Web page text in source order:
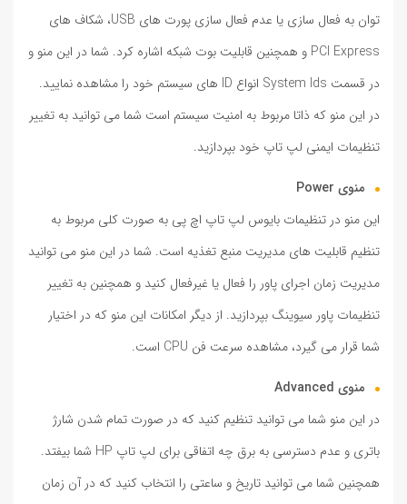
توان به فعال سازی یا عدم فعال سازی پورت های USB، شکاف های
PCI Express و همچنین قابلیت بوت شبکه اشاره کرد. شما در این منو و
در قسمت System Ids انواع ID های سیستم خود را مشاهده نمایید.
در این منو که ذاتا مربوط به امنیت سیستم است شما می توانید به تغییر
تنظیمات ایمنی لپ تاپ خود بپردازید.
منوی Power
این منو در تنظیمات بایوس لپ تاپ اچ پی به صورت کلی مربوط به
تنظیم قابلیت های مدیریت منبع تغذیه است. شما در این منو می توانید
مدیریت زمان اجرای پاور را فعال یا غیرفعال کنید و همچنین به تغییر
تنظیمات پاور سیوینگ بپردازید. از دیگر امکانات این منو که در اختیار
شما قرار می گیرد، مشاهده سرعت فن CPU است.
منوی Advanced
در این منو شما می توانید تنظیم کنید که در صورت تمام شدن شارژ
باتری و عدم دسترسی به برق چه اتفاقی برای لپ تاپ HP شما بیفتد.
همچنین شما می توانید تاریخ و ساعتی را انتخاب کنید که در آن زمان